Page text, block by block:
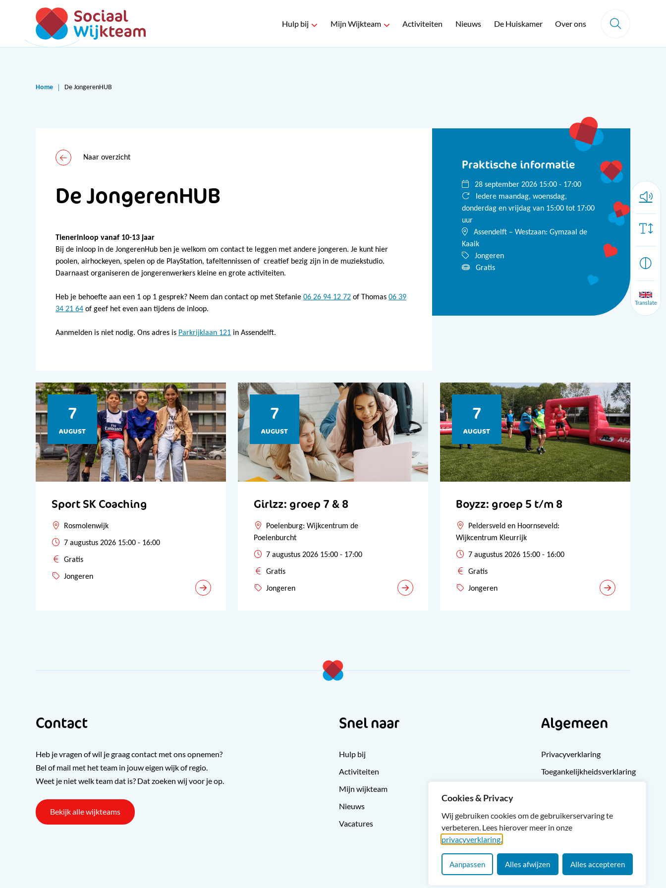
Cookies & Privacy
Wij gebruiken cookies om de gebruikerservaring te
verbeteren. Lees hierover meer in onze
privacyverklaring.
Aanpassen Alles afwijzen Alles accepteren
Hulp bij Mijn Wijkteam Activiteiten Nieuws De Huiskamer Over ons
Translate
Home De JongerenHUB
Naar overzicht
De JongerenHUB
Tienerinloop vanaf 10-13 jaar
Bij de inloop in de JongerenHub ben je welkom om contact te leggen met andere jongeren. Je kunt hier
poolen, airhockeyen, spelen op de PlayStation, tafeltennissen of creatief bezig zijn in de muziekstudio.
Daarnaast organiseren de jongerenwerkers kleine en grote activiteiten.
Heb je behoefte aan een 1 op 1 gesprek? Neem dan contact op met Stefanie 06 26 94 12 72 of Thomas 06 39
34 21 64 of geef het even aan tijdens de inloop.
Aanmelden is niet nodig. Ons adres is Parkrijklaan 121 in Assendelft.
Praktische informatie
28 september 2026 15:00 - 17:00
Iedere maandag, woensdag,
donderdag en vrijdag van 15:00 tot 17:00
uur
Assendelft – Westzaan: Gymzaal de
Kaaik
Jongeren
Gratis
Sport SK Coaching
7
AUGUST
Rosmolenwijk
7 augustus 2026 15:00 - 16:00
Gratis
Jongeren
Girlzz: groep 7 & 8
7
AUGUST
Poelenburg: Wijkcentrum de
Poelenburcht
7 augustus 2026 15:00 - 17:00
Gratis
Jongeren
Boyzz: groep 5 t/m 8
7
AUGUST
Peldersveld en Hoornseveld:
Wijkcentrum Kleurrijk
7 augustus 2026 15:00 - 16:00
Gratis
Jongeren
Contact
Heb je vragen of wil je graag contact met ons opnemen?
Bel of mail met het team in jouw eigen wijk of regio.
Weet je niet welk team dat is? Dat zoeken wij voor je op.
Bekijk alle wijkteams
Snel naar
Hulp bij
Activiteiten
Mijn wijkteam
Nieuws
Vacatures
Algemeen
Privacyverklaring
Toegankelijkheidsverklaring
Sitemap